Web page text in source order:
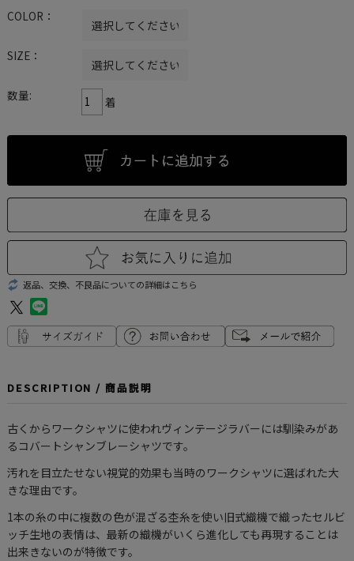
COLOR：
SIZE：
数量: 着
返品、交換、不良品についての詳細はこちら
DESCRIPTION / 商品説明
古くからワークシャツに使われヴィンテージラバーには馴染みがあ
るコバートシャンブレーシャツです。
汚れを目立たせない視覚的効果も当時のワークシャツに選ばれた大
きな理由です。
1本の糸の中に複数の色が混ざる杢糸を使い旧式織機で織ったセルビ
ッチ生地の表情は、最新の織機がいくら進化しても再現することは
出来きないのが特徴です。